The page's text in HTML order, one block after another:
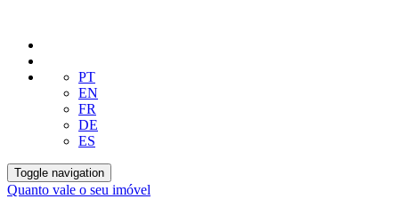
PT
EN
FR
DE
ES
Toggle navigation
Quanto vale o seu imóvel